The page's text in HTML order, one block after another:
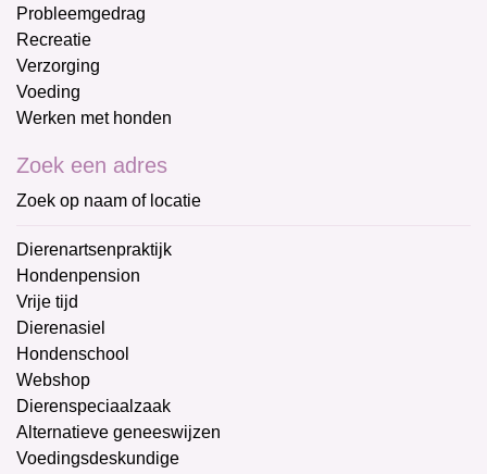
Probleemgedrag
Recreatie
Verzorging
Voeding
Werken met honden
Zoek een adres
Zoek op naam of locatie
Dierenartsenpraktijk
Hondenpension
Vrije tijd
Dierenasiel
Hondenschool
Webshop
Dierenspeciaalzaak
Alternatieve geneeswijzen
Voedingsdeskundige